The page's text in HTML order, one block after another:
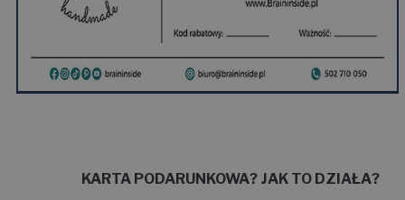
KARTA PODARUNKOWA? JAK TO DZIAŁA?